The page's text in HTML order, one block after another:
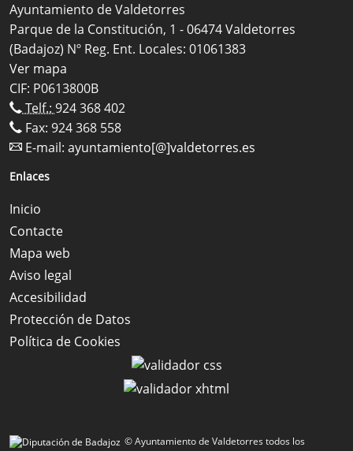
Ayuntamiento de Valdetorres
Parque de la Constitución, 1 - 06474 Valdetorres
(Badajoz) Nº Reg. Ent. Locales: 01061383
Ver mapa
CIF: P0613800B
Telf.: 924 368 402
Fax: 924 368 558
E-mail: ayuntamiento[@]valdetorres.es
Enlaces
Inicio
Contacte
Mapa web
Aviso legal
Accesibilidad
Protección de Datos
Política de Cookies
© Ayuntamiento de Valdetorres todos los